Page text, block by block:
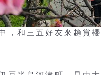
，和三五好友來趟賞